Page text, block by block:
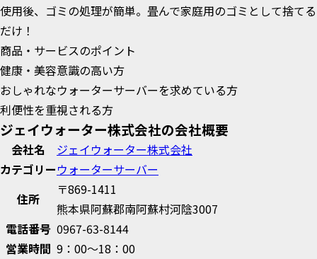
使用後、ゴミの処理が簡単。畳んで家庭用のゴミとして捨てる
だけ！
商品・サービスのポイント
健康・美容意識の高い方
おしゃれなウォーターサーバーを求めている方
利便性を重視される方
ジェイウォーター株式会社の会社概要
会社名
ジェイウォーター株式会社
カテゴリーウォーターサーバー
住所
〒869-1411
熊本県阿蘇郡南阿蘇村河陰3007
電話番号 0967-63-8144
営業時間 9：00～18：00